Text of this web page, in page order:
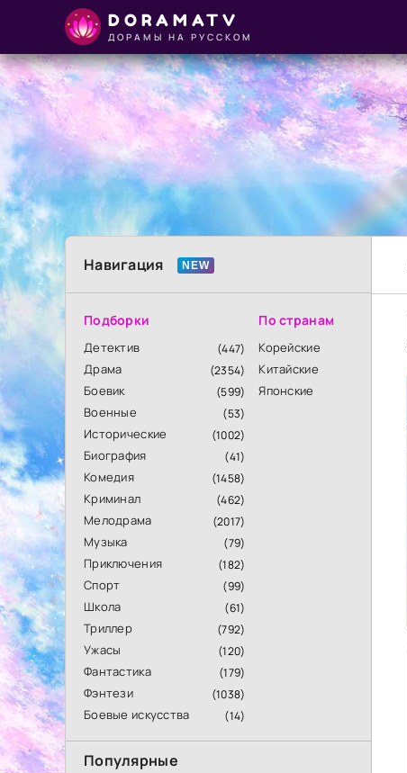
DORAMATV
ДОРАМЫ НА РУССКОМ
Навигация
Подборки
Детектив (447)
Драма (2354)
Боевик (599)
Военные (53)
Исторические (1002)
Биография (41)
Комедия (1458)
Криминал (462)
Мелодрама (2017)
Музыка (79)
Приключения (182)
Спорт (99)
Школа (61)
Триллер (792)
Ужасы (120)
Фантастика (179)
Фэнтези (1038)
Боевые искусства (14)
По странам
Корейские
Китайские
Японские
Популярные